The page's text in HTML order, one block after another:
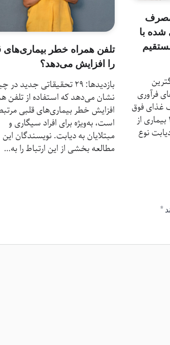
مصرف
شده با
مستقیم
فرآوری
غذای فوق
فرآوری شده (UPF) با بروز ۳۲ بیماری از
نوع
تلفن همراه خطر بیماری‌‌های
را افزایش می‌دهد؟
بازدیدها: 29 تحقیقاتی جدید
نشان می‌دهد که استفاده از تلفن
افزایش خطر بیماری‌های قلبی
است، به‌ویژه برای افراد سیگاری و
مبتلایان به دیابت. نویسندگان این
مطالعه بخشی از این ارتباط را به…
*